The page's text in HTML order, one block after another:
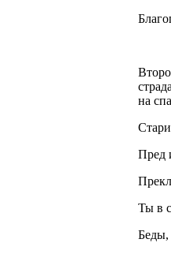
на
Пред
Ты в
Беды,